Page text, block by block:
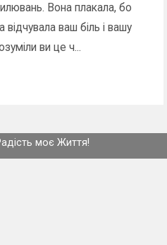
Вона плакала, бо
ваш біль і вашу
ви це ч...
моє Життя!